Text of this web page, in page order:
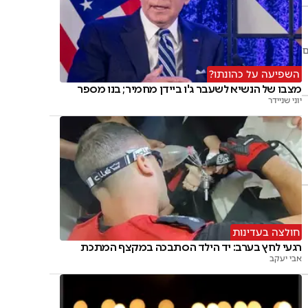
השפיעה על כהונתו?
מצבו של הנשיא לשעבר ג'ו ביידן מחמיר; בנו מספר
יוני שניידר
חולצה בעדינות
רגעי לחץ בערב: יד הילד הסתבכה במקצף המתכת
אבי יעקב